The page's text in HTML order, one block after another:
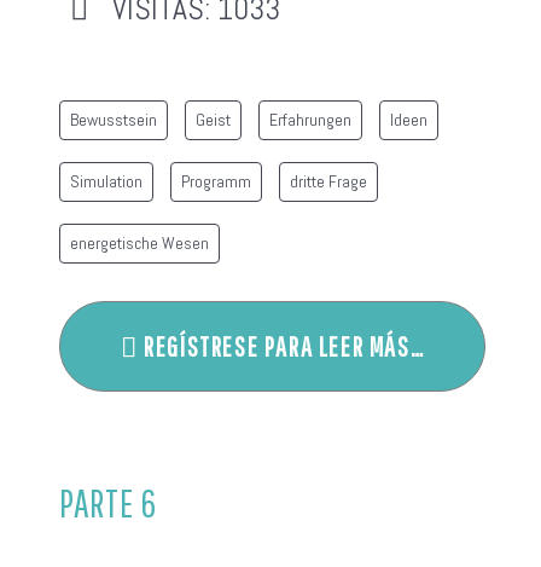
VISITAS: 1033
Bewusstsein Geist Erfahrungen Ideen
Simulation Programm dritte Frage
energetische Wesen
REGÍSTRESE PARA LEER MÁS…
PARTE 6